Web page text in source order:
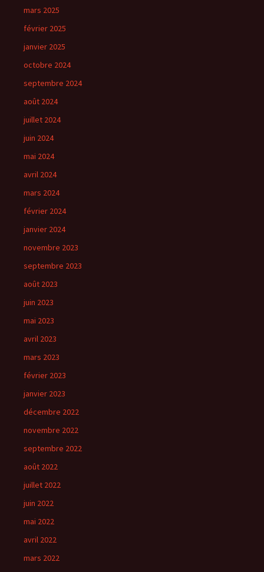
mars 2025
février 2025
janvier 2025
octobre 2024
septembre 2024
août 2024
juillet 2024
juin 2024
mai 2024
avril 2024
mars 2024
février 2024
janvier 2024
novembre 2023
septembre 2023
août 2023
juin 2023
mai 2023
avril 2023
mars 2023
février 2023
janvier 2023
décembre 2022
novembre 2022
septembre 2022
août 2022
juillet 2022
juin 2022
mai 2022
avril 2022
mars 2022